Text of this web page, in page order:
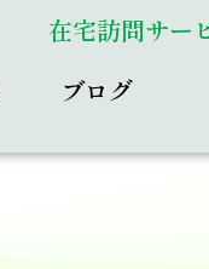
在宅訪問サー
ブログ